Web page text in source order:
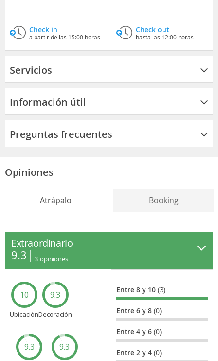
Check in
a partir de las 15:00 horas
Check out
hasta las 12:00 horas
Servicios
Información útil
Preguntas frecuentes
Opiniones
Atrápalo Booking
Extraordinario
9.3 3 opiniones
10
Ubicación
9.3
Decoración
9.3 9.3
Entre 8 y 10(3)
Entre 6 y 8(0)
Entre 4 y 6(0)
Entre 2 y 4(0)